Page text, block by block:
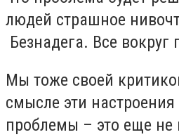
людей страшное
Безнадега. Все вокруг
Мы тоже своей
смысле эти
проблемы – это еще не